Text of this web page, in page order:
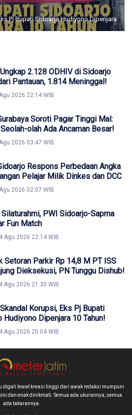
Pj Bupati Sidoarjo Hudiyono Dipenjara
2.128 ODHIV di Sidoarjo
Pantauan, 1.814 Meninggal!
2026 22:14 WIB
Soroti Pagar Tinggi Mal:
olah Ada Ancaman Besar!
2026 03:47 WIB
Respons Perbedaan Angka
Pelajar Milik Dinkes dan DCC
2026 02:07 WIB
PWI Sidoarjo-Sapma
Fun Match
Agu 2026 22:14 WIB
Setoran Parkir Rp 14,8 M PT ISS
Dieksekusi, PN Tunggu Dishub!
Agu 2026 21:35 WIB
Korupsi, Eks Pj Bupati
Hudiyono Dipenjara 10 Tahun!
Agu 2026 20:04 WIB
digali lewat kreasi tinggi dari awak redaksi mumpuni
dan enak dinikmati. Semua ada ukurannya, semua
ada takarannya.